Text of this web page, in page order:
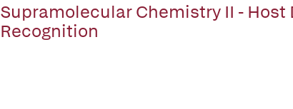
Supramolecular Chemistry II -
Recognition